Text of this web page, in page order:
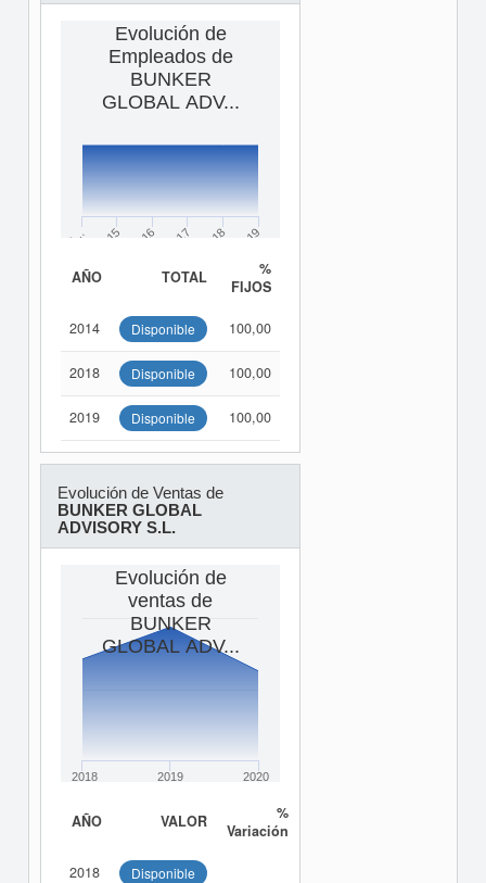
Evolución de
Empleados de
BUNKER
GLOBAL ADV...
2… 2015 2016 2017 2018 2019
AÑO TOTAL
%
FIJOS
2014 Disponible 100,00
2018 Disponible 100,00
2019 Disponible 100,00
Evolución de Ventas de
BUNKER GLOBAL
ADVISORY S.L.
Evolución de
ventas de
BUNKER
GLOBAL ADV...
2018 2019 2020
AÑO VALOR
%
Variación
2018 Disponible